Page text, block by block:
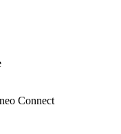
Connect